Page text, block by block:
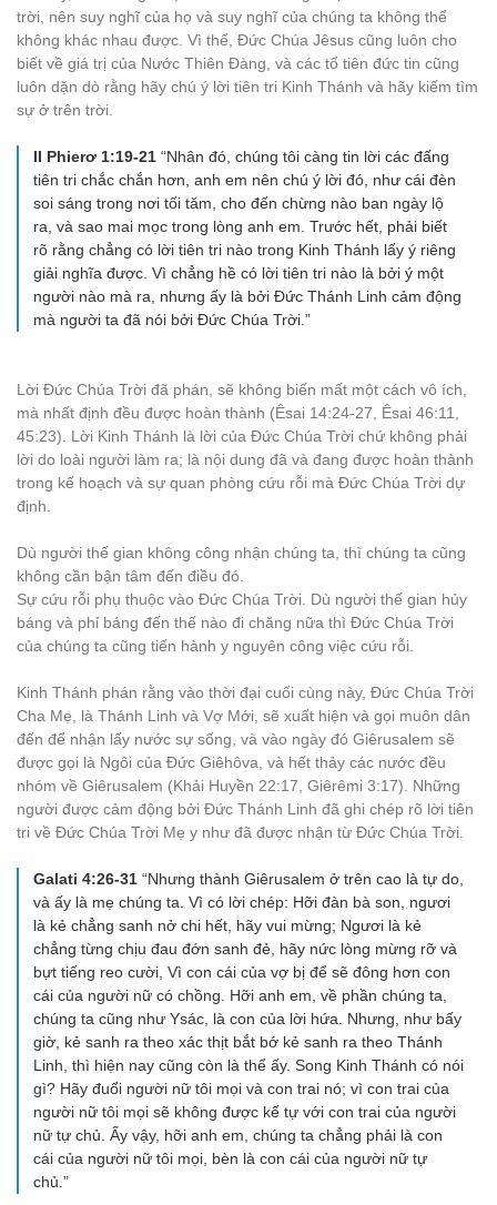
trời, nên suy nghĩ của họ và suy nghĩ của chúng ta không thể
không khác nhau được. Vì thế, Đức Chúa Jêsus cũng luôn cho
biết về giá trị của Nước Thiên Đàng, và các tổ tiên đức tin cũng
luôn dặn dò rằng hãy chú ý lời tiên tri Kinh Thánh và hãy kiếm tìm
sự ở trên trời.
II Phierơ 1:19-21 “Nhân đó, chúng tôi càng tin lời các đấng
tiên tri chắc chắn hơn, anh em nên chú ý lời đó, như cái đèn
soi sáng trong nơi tối tăm, cho đến chừng nào ban ngày lộ
ra, và sao mai mọc trong lòng anh em. Trước hết, phải biết
rõ rằng chẳng có lời tiên tri nào trong Kinh Thánh lấy ý riêng
giải nghĩa được. Vì chẳng hề có lời tiên tri nào là bởi ý một
người nào mà ra, nhưng ấy là bởi Đức Thánh Linh cảm động
mà người ta đã nói bởi Đức Chúa Trời.”
Lời Đức Chúa Trời đã phán, sẽ không biến mất một cách vô ích,
mà nhất định đều được hoàn thành (Êsai 14:24-27, Êsai 46:11,
45:23). Lời Kinh Thánh là lời của Đức Chúa Trời chứ không phải
lời do loài người làm ra; là nội dung đã và đang được hoàn thành
trong kế hoạch và sự quan phòng cứu rỗi mà Đức Chúa Trời dự
định.
Dù người thế gian không công nhận chúng ta, thì chúng ta cũng
không cần bận tâm đến điều đó.
Sự cứu rỗi phụ thuộc vào Đức Chúa Trời. Dù người thế gian hủy
báng và phỉ báng đến thế nào đi chăng nữa thì Đức Chúa Trời
của chúng ta cũng tiến hành y nguyên công việc cứu rỗi.
Kinh Thánh phán rằng vào thời đại cuối cùng này, Đức Chúa Trời
Cha Mẹ, là Thánh Linh và Vợ Mới, sẽ xuất hiện và gọi muôn dân
đến để nhận lấy nước sự sống, và vào ngày đó Giêrusalem sẽ
được gọi là Ngôi của Đức Giêhôva, và hết thảy các nước đều
nhóm về Giêrusalem (Khải Huyền 22:17, Giêrêmi 3:17). Những
người được cảm động bởi Đức Thánh Linh đã ghi chép rõ lời tiên
tri về Đức Chúa Trời Mẹ y như đã được nhận từ Đức Chúa Trời.
Galati 4:26-31 “Nhưng thành Giêrusalem ở trên cao là tự do,
và ấy là mẹ chúng ta. Vì có lời chép: Hỡi đàn bà son, ngươi
là kẻ chẳng sanh nở chi hết, hãy vui mừng; Ngươi là kẻ
chẳng từng chịu đau đớn sanh đẻ, hãy nức lòng mừng rỡ và
bựt tiếng reo cười, Vì con cái của vợ bị để sẽ đông hơn con
cái của người nữ có chồng. Hỡi anh em, về phần chúng ta,
chúng ta cũng như Ysác, là con của lời hứa. Nhưng, như bấy
giờ, kẻ sanh ra theo xác thịt bắt bớ kẻ sanh ra theo Thánh
Linh, thì hiện nay cũng còn là thể ấy. Song Kinh Thánh có nói
gì? Hãy đuổi người nữ tôi mọi và con trai nó; vì con trai của
người nữ tôi mọi sẽ không được kế tự với con trai của người
nữ tự chủ. Ấy vậy, hỡi anh em, chúng ta chẳng phải là con
cái của người nữ tôi mọi, bèn là con cái của người nữ tự
chủ.”